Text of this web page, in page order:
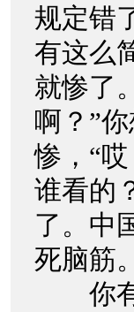
规定错
有这么
就惨了
啊？”
惨，“
谁看的
了。中
死脑筋
你有